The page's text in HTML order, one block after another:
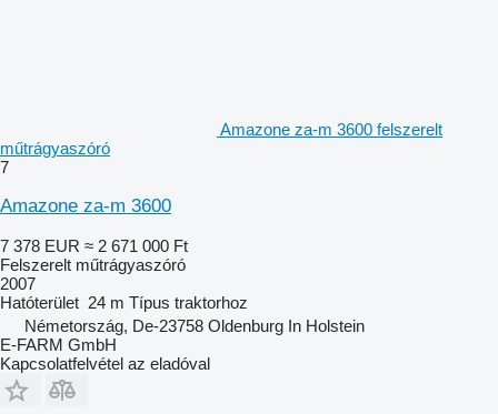
Amazone za-m 3600 felszerelt
műtrágyaszóró
7
Amazone za-m 3600
7 378 EUR ≈ 2 671 000 Ft
Felszerelt műtrágyaszóró
2007
Hatóterület 24 m Típus traktorhoz
Németország, De-23758 Oldenburg In Holstein
E-FARM GmbH
Kapcsolatfelvétel az eladóval